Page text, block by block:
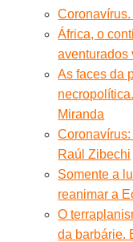
África, o
aventurados
As faces da
Miranda
Raúl Zibechi
Somente a
reanimar a
O
da barbárie.